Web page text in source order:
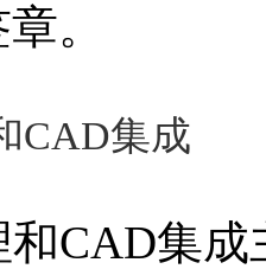
。
CAD集成
CAD集成